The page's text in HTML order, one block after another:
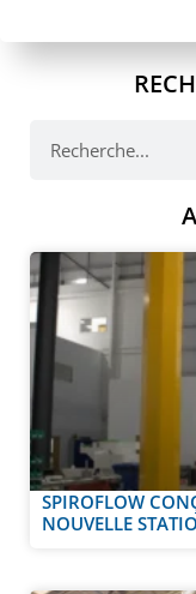
SPIROFLOW
NOUVELLE